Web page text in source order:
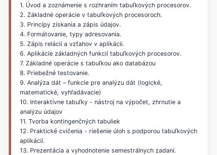
1. Úvod a zoznámenie s rozhraním tabuľkových procesorov.
2. Základné operácie v tabuľkových procesoroch.
3. Princípy získania a zápis údajov.
4. Formátovanie, typy adresovania.
5. Zápis relácií a vzťahov v aplikácii.
6. Aplikácie základných funkcií tabuľkových procesorov.
7. Základné operácie s tabuľkou ako databázou
8. Priebežné testovanie.
9. Analýza dát – funkcie pre analýzu dát (logické,
matematické, vyhľadávacie)
10. Interaktívne tabuľky - nástroj na výpočet, zhrnutie a
analýzu údajov
11. Tvorba kontingenčných tabuliek
12. Praktické cvičenia - riešenie úloh s podporou tabuľkových
aplikácií.
13. Prezentácia a vyhodnotenie semestrálnych zadaní.